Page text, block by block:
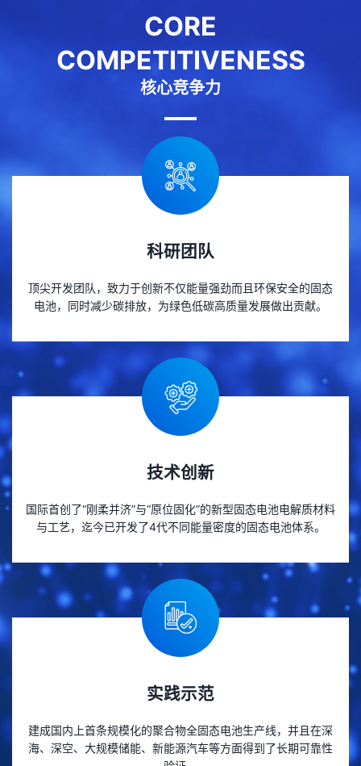
CORE
COMPETITIVENESS
核心竞争力
科研团队
顶尖开发团队，致力于创新不仅能量强劲而且环保安全的固态
电池，同时减少碳排放，为绿色低碳高质量发展做出贡献。
技术创新
国际首创了“刚柔并济”与“原位固化”的新型固态电池电解质材料
与工艺，迄今已开发了4代不同能量密度的固态电池体系。
实践示范
建成国内上首条规模化的聚合物全固态电池生产线，并且在深
海、深空、大规模储能、新能源汽车等方面得到了长期可靠性